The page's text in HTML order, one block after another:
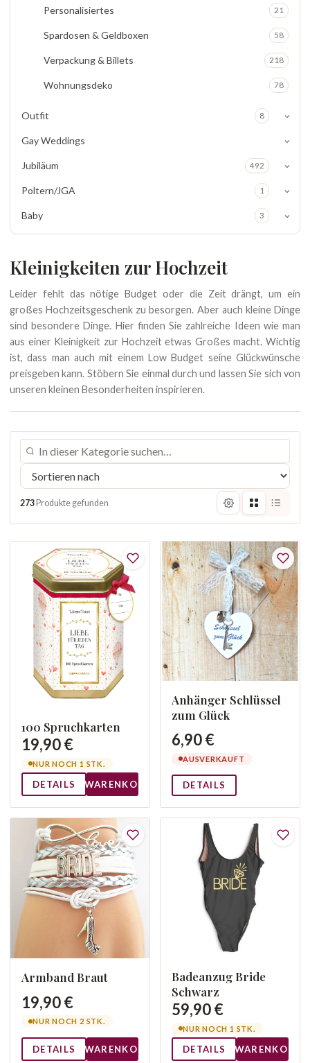
Personalisiertes 21
Spardosen & Geldboxen 58
Verpackung & Billets 218
Wohnungsdeko 78
Outfit 8
Gay Weddings
Jubiläum 492
Poltern/JGA 1
Baby 3
Kleinigkeiten zur Hochzeit
Leider fehlt das nötige Budget oder die Zeit drängt, um ein
großes Hochzeitsgeschenk zu besorgen. Aber auch kleine Dinge
sind besondere Dinge. Hier finden Sie zahlreiche Ideen wie man
aus einer Kleinigkeit zur Hochzeit etwas Großes macht. Wichtig
ist, dass man auch mit einem Low Budget seine Glückwünsche
preisgeben kann. Stöbern Sie einmal durch und lassen Sie sich von
unseren kleinen Besonderheiten inspirieren.
273 Produkte gefunden
100 Spruchkarten
19,90 €
NUR NOCH 1 STK.
DETAILS WARENKORB
Anhänger Schlüssel
zum Glück
6,90 €
AUSVERKAUFT
DETAILS
Armband Braut
19,90 €
NUR NOCH 2 STK.
DETAILS WARENKORB
Badeanzug Bride
Schwarz
59,90 €
NUR NOCH 1 STK.
DETAILS WARENKORB